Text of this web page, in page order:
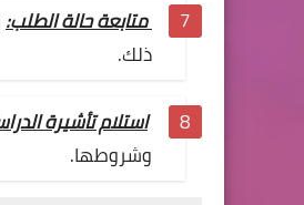
متابعة حالة الطلب:
ذلك.
استلام تأشيرة
وشروطها.